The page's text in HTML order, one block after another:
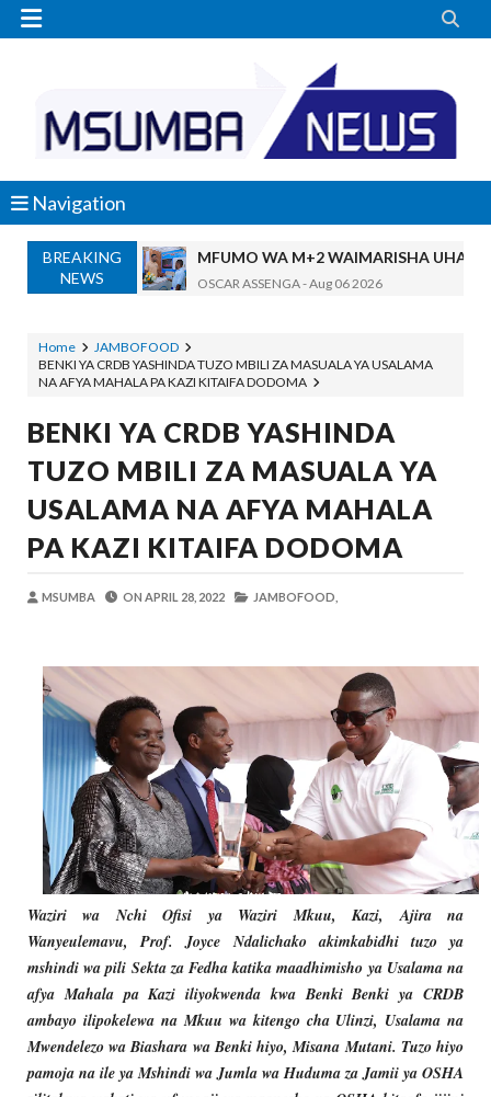
 
Navigation
BREAKING
NEWS
MFUMO WA M+2 WAIMARISHA
OSCAR ASSENGA-Aug 06 2026
SERIKALI YASISITIZA USHINDANI WA HAKI
SERIKALI INATAMBUA MCHANGO WA
OSCAR ASSENGA - Aug 06 2026
RAIS SAMIA, MUSEVEN
OSCAR ASSENGA -Aug 06 2026
Alex Sonna-Aug 06 2026
Zawadi-Aug 06 2026
MWANRI APOKELEWA MAKAO
OSCAR ASSENGA-Aug 06 2026
PINDA APONGEZA TVLA KWA
OSCAR ASSENGA Aug 06 2026
Home
JAMBOFOOD
BENKI YA CRDB YASHINDA TUZO MBILI ZA MASUALA YA USALAMA
NA AFYA MAHALA PA KAZI KITAIFA DODOMA
BENKI YA CRDB YASHINDA
TUZO MBILI ZA MASUALA YA
USALAMA NA AFYA MAHALA
PA KAZI KITAIFA DODOMA
MSUMBA ON APRIL 28, 2022 JAMBOFOOD,
Waziri wa Nchi Ofisi ya Waziri Mkuu, Kazi, Ajira na
Wanyeulemavu, Prof. Joyce Ndalichako akimkabidhi tuzo ya
mshindi wa pili Sekta za Fedha katika maadhimisho ya Usalama na
afya Mahala pa Kazi iliyokwenda kwa Benki Benki ya CRDB
ambayo ilipokelewa naMkuu wa kitengo cha Ulinzi, Usalama na
Mwendelezo wa Biashara wa Benki hiyo, Misana Mutani. Tuzo hiyo
pamoja na ile ya Mshindi wa Jumla wa Huduma za Jamii ya OSHA